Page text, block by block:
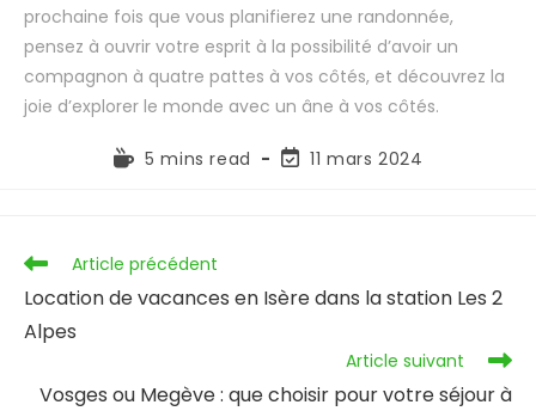
prochaine fois que vous planifierez une randonnée,
pensez à ouvrir votre esprit à la possibilité d’avoir un
compagnon à quatre pattes à vos côtés, et découvrez la
joie d’explorer le monde avec un âne à vos côtés.
5 mins read 11 mars 2024
Article précédent
Location de vacances en Isère dans la station Les 2
Alpes
Article suivant
Vosges ou Megève : que choisir pour votre séjour à